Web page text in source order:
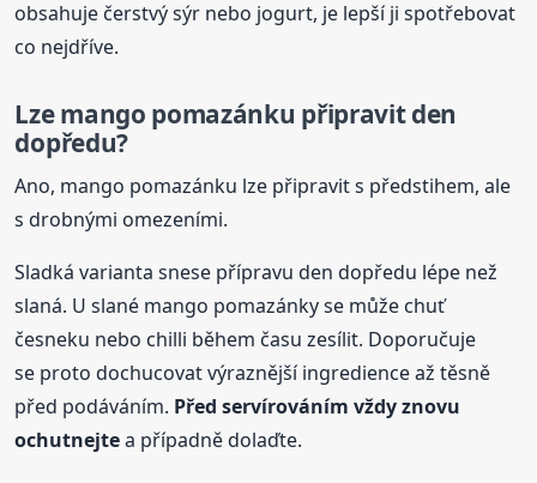
obsahuje čerstvý sýr nebo jogurt, je lepší ji spotřebovat
co nejdříve.
Lze mango pomazánku připravit den
dopředu?
Ano, mango pomazánku lze připravit s předstihem, ale
s drobnými omezeními.
Sladká varianta snese přípravu den dopředu lépe než
slaná. U slané mango pomazánky se může chuť
česneku nebo chilli během času zesílit. Doporučuje
se proto dochucovat výraznější ingredience až těsně
před podáváním. Před servírováním vždy znovu
ochutnejtea případně dolaďte.